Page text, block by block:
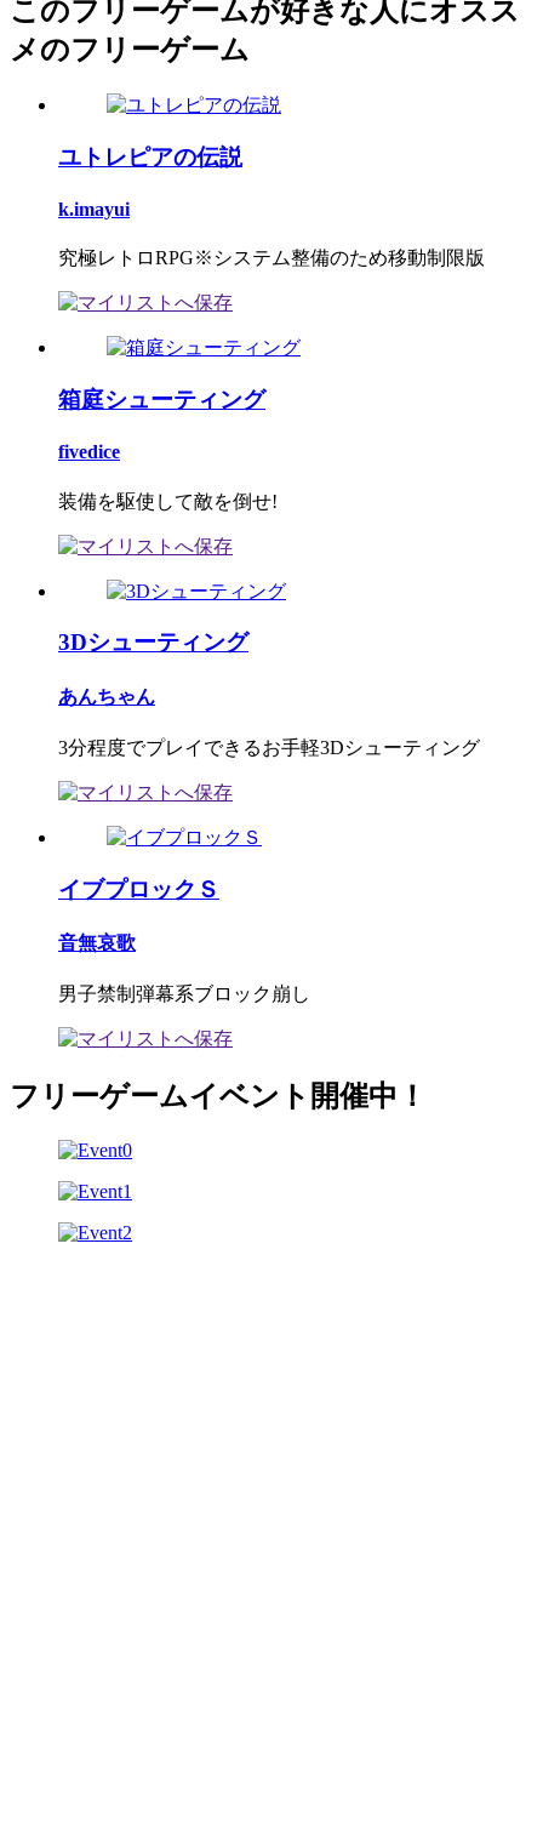
このフリーゲームが好きな人にオスス
メのフリーゲーム
ユトレピアの伝説
k.imayui
究極レトロRPG※システム整備のため移動制限版
箱庭シューティング
fivedice
装備を駆使して敵を倒せ!
3Dシューティング
あんちゃん
3分程度でプレイできるお手軽3Dシューティング
イブプロックＳ
音無哀歌
男子禁制弾幕系ブロック崩し
フリーゲームイベント開催中！